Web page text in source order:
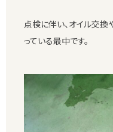
点検に伴い、オイル交
っている最中です。